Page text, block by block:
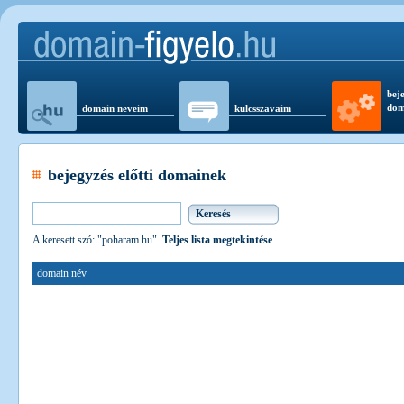
domain neveim kulcsszavaim
bejegyzés előtti domainek
A keresett szó: "poharam.hu". Teljes lista megtekintése
domain név